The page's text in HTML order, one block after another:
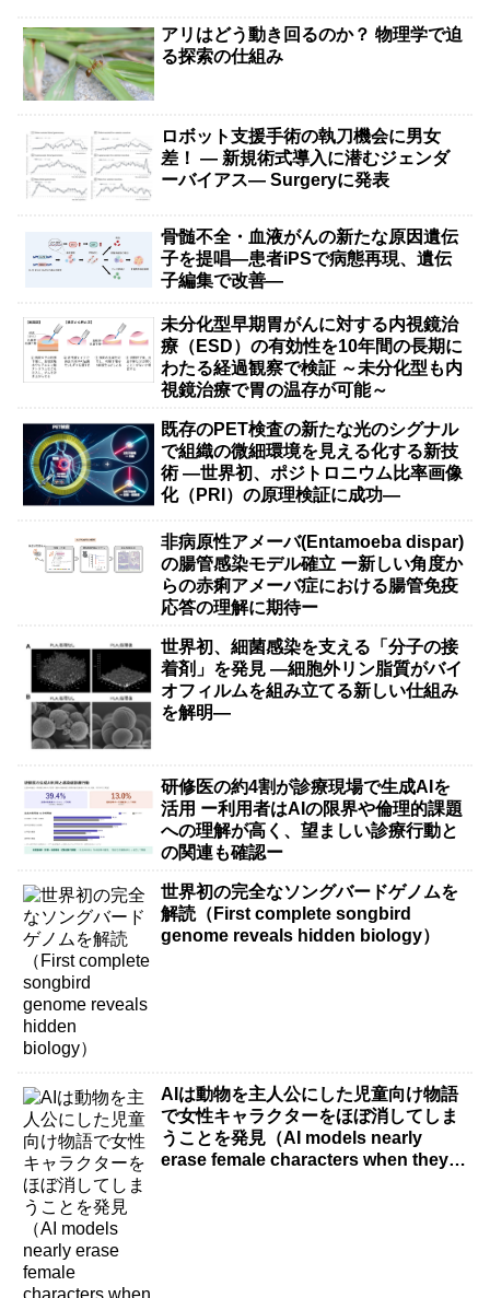
アリはどう動き回るのか？ 物理学で迫
る探索の仕組み
ロボット支援手術の執刀機会に男女
差！ — 新規術式導入に潜むジェンダ
ーバイアス— Surgeryに発表
骨髄不全・血液がんの新たな原因遺伝
子を提唱―患者iPSで病態再現、遺伝
子編集で改善―
未分化型早期胃がんに対する内視鏡治
療（ESD）の有効性を10年間の長期に
わたる経過観察で検証 ～未分化型も内
視鏡治療で胃の温存が可能～
既存のPET検査の新たな光のシグナル
で組織の微細環境を見える化する新技
術 ―世界初、ポジトロニウム比率画像
化（PRI）の原理検証に成功―
非病原性アメーバ(Entamoeba dispar)
の腸管感染モデル確立 ー新しい角度か
らの赤痢アメーバ症における腸管免疫
応答の理解に期待ー
世界初、細菌感染を支える「分子の接
着剤」を発見 ―細胞外リン脂質がバイ
オフィルムを組み立てる新しい仕組み
を解明―
研修医の約4割が診療現場で生成AIを
活用 ー利用者はAIの限界や倫理的課題
への理解が高く、望ましい診療行動と
の関連も確認ー
世界初の完全なソングバードゲノムを
解読（First complete songbird
genome reveals hidden biology）
AIは動物を主人公にした児童向け物語
で女性キャラクターをほぼ消してしま
うことを発見（AI models nearly
erase female characters when they